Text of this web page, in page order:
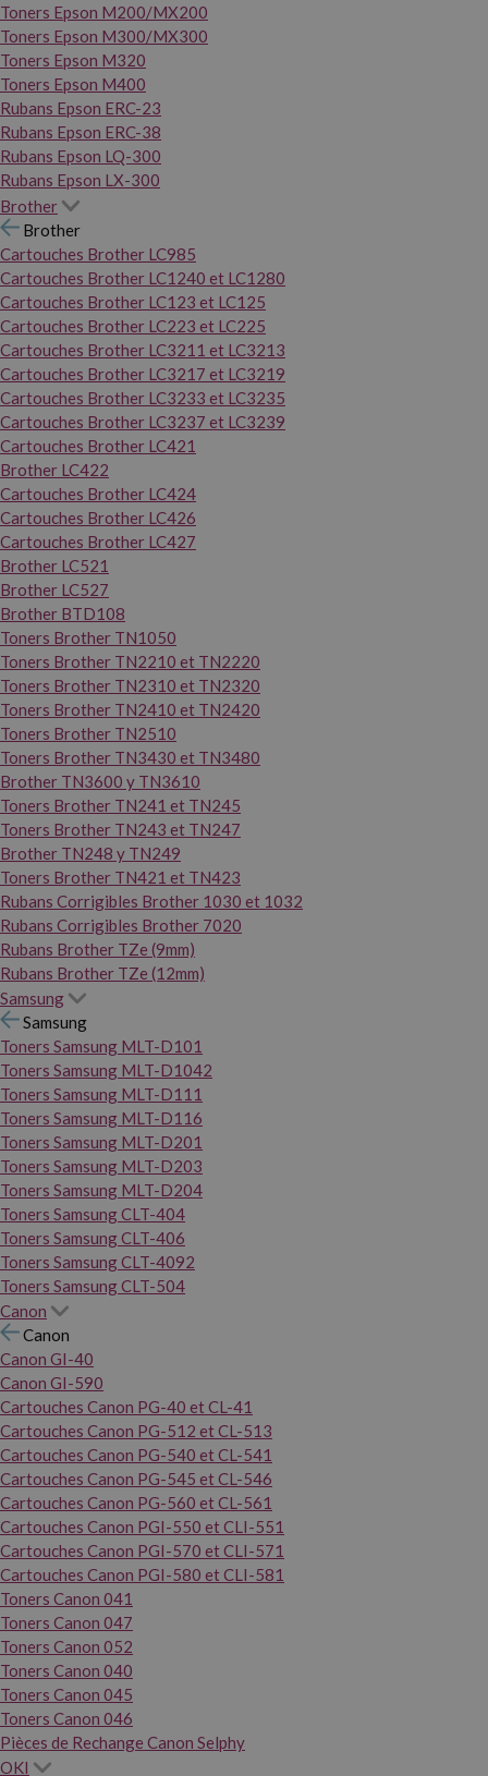
Toners Epson M200/MX200
Toners Epson M300/MX300
Toners Epson M320
Toners Epson M400
Rubans Epson ERC-23
Rubans Epson ERC-38
Rubans Epson LQ-300
Rubans Epson LX-300
Brother
Brother
Cartouches Brother LC985
Cartouches Brother LC1240 et LC1280
Cartouches Brother LC123 et LC125
Cartouches Brother LC223 et LC225
Cartouches Brother LC3211 et LC3213
Cartouches Brother LC3217 et LC3219
Cartouches Brother LC3233 et LC3235
Cartouches Brother LC3237 et LC3239
Cartouches Brother LC421
Brother LC422
Cartouches Brother LC424
Cartouches Brother LC426
Cartouches Brother LC427
Brother LC521
Brother LC527
Brother BTD108
Toners Brother TN1050
Toners Brother TN2210 et TN2220
Toners Brother TN2310 et TN2320
Toners Brother TN2410 et TN2420
Toners Brother TN2510
Toners Brother TN3430 et TN3480
Brother TN3600 y TN3610
Toners Brother TN241 et TN245
Toners Brother TN243 et TN247
Brother TN248 y TN249
Toners Brother TN421 et TN423
Rubans Corrigibles Brother 1030 et 1032
Rubans Corrigibles Brother 7020
Rubans Brother TZe (9mm)
Rubans Brother TZe (12mm)
Samsung
Samsung
Toners Samsung MLT-D101
Toners Samsung MLT-D1042
Toners Samsung MLT-D111
Toners Samsung MLT-D116
Toners Samsung MLT-D201
Toners Samsung MLT-D203
Toners Samsung MLT-D204
Toners Samsung CLT-404
Toners Samsung CLT-406
Toners Samsung CLT-4092
Toners Samsung CLT-504
Canon
Canon
Canon GI-40
Canon GI-590
Cartouches Canon PG-40 et CL-41
Cartouches Canon PG-512 et CL-513
Cartouches Canon PG-540 et CL-541
Cartouches Canon PG-545 et CL-546
Cartouches Canon PG-560 et CL-561
Cartouches Canon PGI-550 et CLI-551
Cartouches Canon PGI-570 et CLI-571
Cartouches Canon PGI-580 et CLI-581
Toners Canon 041
Toners Canon 047
Toners Canon 052
Toners Canon 040
Toners Canon 045
Toners Canon 046
Pièces de Rechange Canon Selphy
OKI